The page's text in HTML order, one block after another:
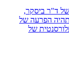
של ד"ר ביסקר,
הפרעה של
של